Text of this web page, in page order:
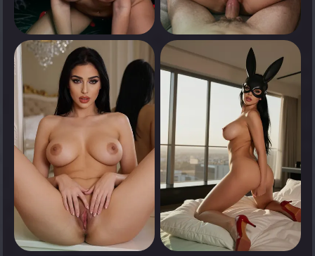
0
انقر لرؤية
0
انقر لرؤية